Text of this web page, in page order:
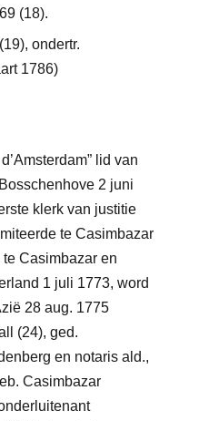
(18).
, ondertr.
1786)
lid van
2 juni
klerk van justitie
te Casimbazar
Casimbazar en
1 juli 1773, word
28 aug. 1775
(24), ged.
en notaris ald.,
Casimbazar